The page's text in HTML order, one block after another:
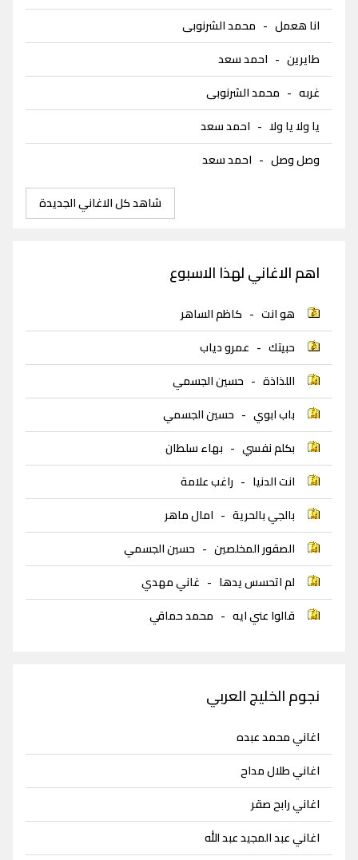
انا هعمل - محمد الشرنوبى
طايرين - احمد سعد
غربه - محمد الشرنوبى
يا ولا يا ولا - احمد سعد
وصل وصل - احمد سعد
شاهد كل الاغاني الجديدة
اهم الاغاني لهذا الاسبوع
هو انت - كاظم الساهر
حبيتك - عمرو دياب
اللذاذة - حسين الجسمي
باب ابوي - حسين الجسمي
بكلم نفسي - بهاء سلطان
انت الدنيا - راغب علامة
بالجي بالحرية - امال ماهر
الصقور المخلصين - حسين الجسمي
لم اتحسس يدها - غاني مهدي
قالوا عني ايه - محمد حماقي
نجوم الخليج العربي
اغاني محمد عبده
اغاني طلال مداح
اغاني رابح صقر
اغاني عبد المجيد عبد الله